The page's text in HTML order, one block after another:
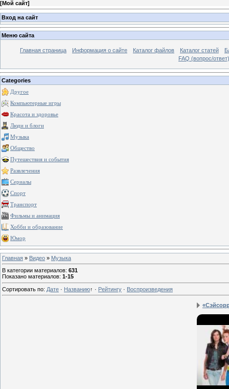
[Мой сайт]
Вход на сайт
Меню сайта
Главная страница Информация о сайте Каталог файлов Каталог статей
FAQ (вопрос/ответ)
Categories
Другое
Компьютерные игры
Красота и здоровье
Люди и блоги
Музыка
Общество
Путешествия и события
Развлечения
Сериалы
Спорт
Транспорт
Фильмы и анимация
Хобби и образование
Юмор
Главная » Видео » Музыка
В категории материалов: 631
Показано материалов: 1-15
Сортировать по: Дате · Названию↑ · Рейтингу · Воспроизведения